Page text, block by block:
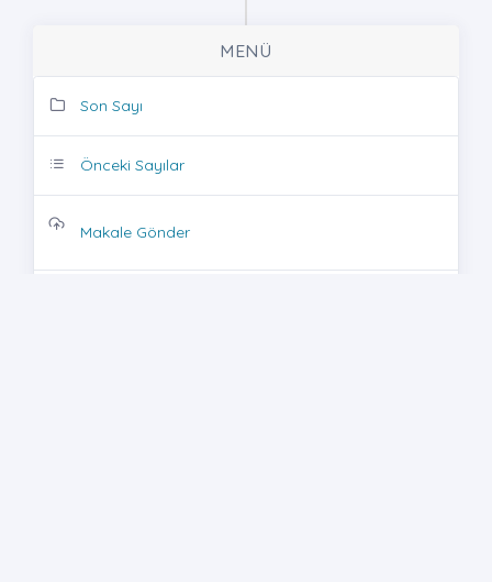
MENÜ
Son Sayı
Önceki Sayılar
Makale Gönder